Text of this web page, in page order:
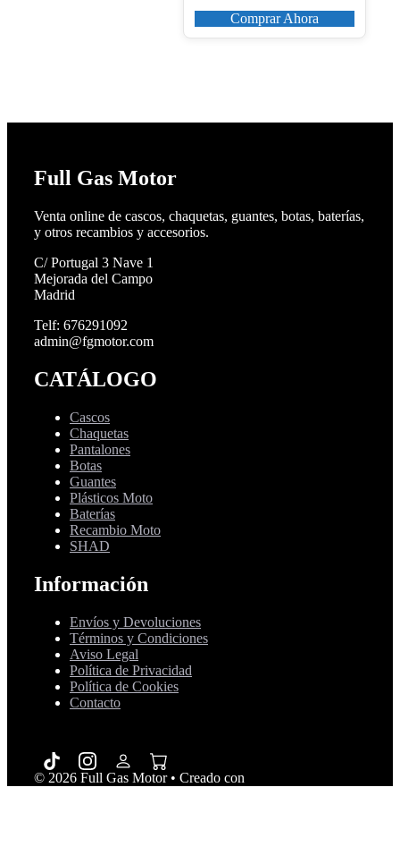
Comprar Ahora
Full Gas Motor
Venta online de cascos, chaquetas, guantes, botas, baterías,
y otros recambios y accesorios.
C/ Portugal 3 Nave 1
Mejorada del Campo
Madrid
Telf: 676291092
admin@fgmotor.com
CATÁLOGO
Cascos
Chaquetas
Pantalones
Botas
Guantes
Plásticos Moto
Baterías
Recambio Moto
SHAD
Información
Envíos y Devoluciones
Términos y Condiciones
Aviso Legal
Política de Privacidad
Política de Cookies
Contacto
© 2026 Full Gas Motor• Creado con